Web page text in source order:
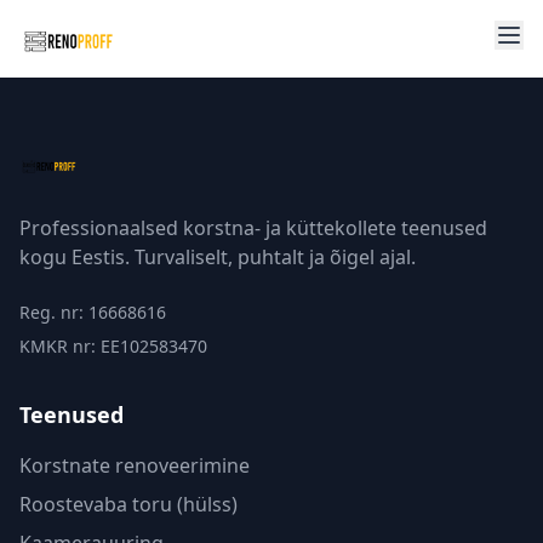
Professionaalsed korstna- ja küttekollete teenused
kogu Eestis. Turvaliselt, puhtalt ja õigel ajal.
Reg. nr: 16668616
KMKR nr: EE102583470
Teenused
Korstnate renoveerimine
Roostevaba toru (hülss)